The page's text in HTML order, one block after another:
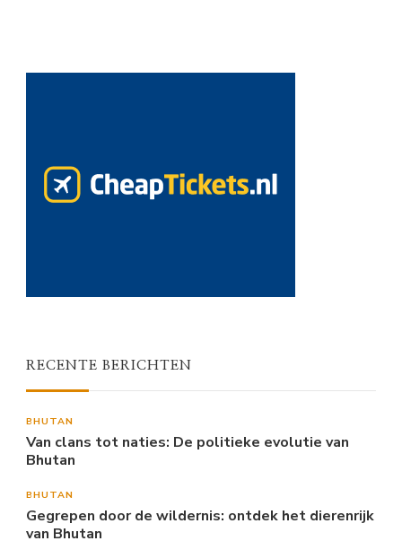
RECENTE BERICHTEN
BHUTAN
Van clans tot naties: De politieke evolutie van
Bhutan
BHUTAN
Gegrepen door de wildernis: ontdek het dierenrijk
van Bhutan